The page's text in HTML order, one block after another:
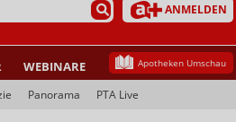
ANMELDEN
WEBINARE Apotheken Umschau
Panorama PTA Live